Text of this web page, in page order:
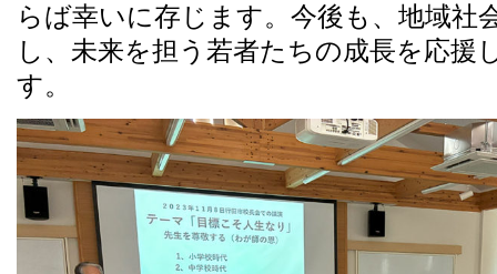
らば幸いに存じます。今後も、地域社
し、未来を担う若者たちの成長を応援
す。